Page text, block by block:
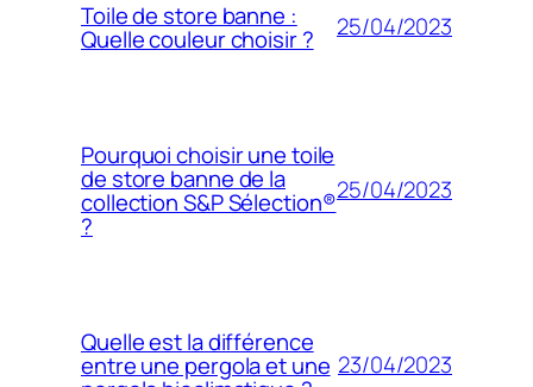
Toile de store banne :
Quelle couleur choisir ? 25/04/2023
Pourquoi choisir une toile
de store banne de la
collection S&P Sélection®
?
25/04/2023
Quelle est la différence
entre une pergola et une 23/04/2023